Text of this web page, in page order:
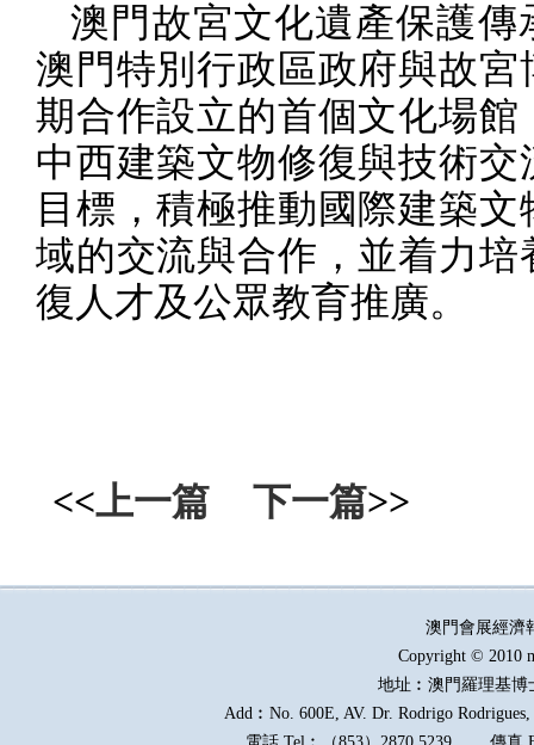
澳門故宮文化遺產保護傳
澳門特別行政區政府與故宮
期合作設立的首個文化場館
中西建築文物修復與技術交
目標，積極推動國際建築文
域的交流與合作，並着力培
復人才及公眾教育推廣。
<<上一篇 下一篇>>
澳門會展經
Copyright © 2010
地址︰澳門羅理基博
Add︰No. 600E, AV. Dr. Rodrigo